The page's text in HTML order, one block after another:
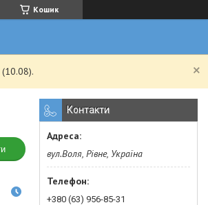
Кошик
Контакти
вул.Воля, Рівне, Україна
+380 (63) 956-85-31